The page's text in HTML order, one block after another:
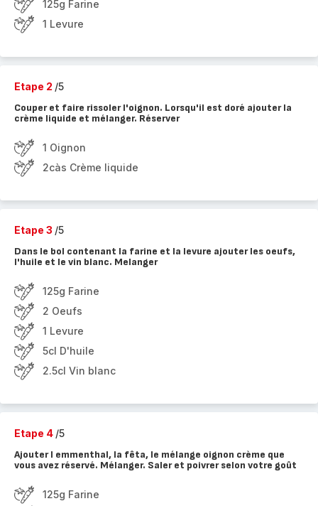
125g Farine
1 Levure
Etape 2 /5
Couper et faire rissoler l'oignon. Lorsqu'il est doré ajouter la
crème liquide et mélanger. Réserver
1 Oignon
2càs Crème liquide
Etape 3 /5
Dans le bol contenant la farine et la levure ajouter les oeufs,
l'huile et le vin blanc. Melanger
125g Farine
2 Oeufs
1 Levure
5cl D'huile
2.5cl Vin blanc
Etape 4 /5
Ajouter l emmenthal, la fêta, le mélange oignon crème que
vous avez réservé. Mélanger. Saler et poivrer selon votre goût
125g Farine